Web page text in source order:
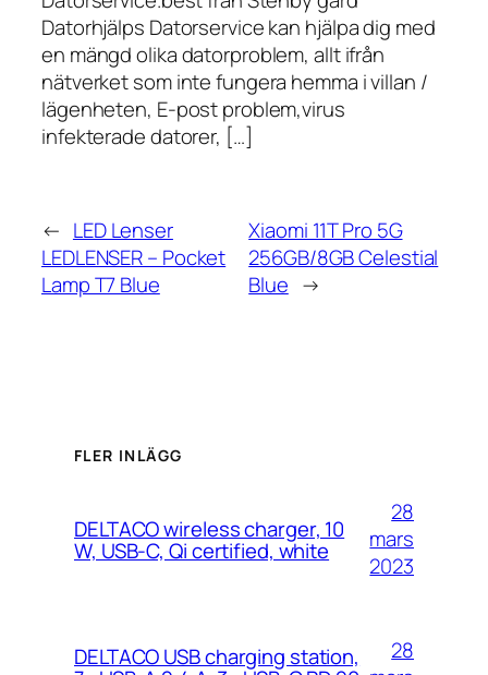
Datorhjälps Datorservice kan hjälpa dig med
en mängd olika datorproblem, allt ifrån
nätverket som inte fungera hemma i villan /
lägenheten, E-post problem,virus
infekterade datorer, […]
← LED Lenser
LEDLENSER – Pocket
Lamp T7 Blue
Xiaomi 11T Pro 5G
256GB/8GB Celestial
Blue →
FLER INLÄGG
DELTACO wireless charger, 10
W, USB-C, Qi certified, white
28
mars
2023
DELTACO USB charging station,
28